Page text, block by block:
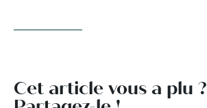
Cet article vous a plu ?